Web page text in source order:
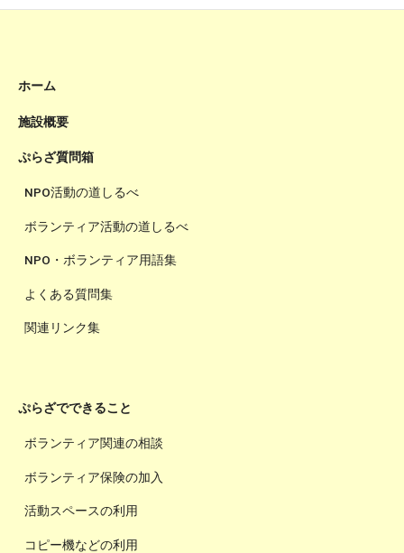
ホーム
施設概要
ぷらざ質問箱
NPO活動の道しるべ
ボランティア活動の道しるべ
NPO・ボランティア用語集
よくある質問集
関連リンク集
ぷらざでできること
ボランティア関連の相談
ボランティア保険の加入
活動スペースの利用
コピー機などの利用